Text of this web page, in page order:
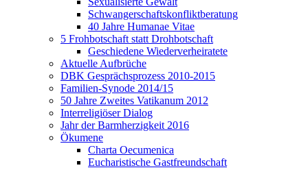
Schwangerschaftskonfliktberatung
40 Jahre Humanae Vitae
5 Frohbotschaft statt Drohbotschaft
Geschiedene Wiederverheiratete
Aktuelle Aufbrüche
DBK Gesprächsprozess 2010-2015
Familien-Synode 2014/15
50 Jahre Zweites Vatikanum 2012
Interreligiöser Dialog
Jahr der Barmherzigkeit 2016
Ökumene
Charta Oecumenica
Eucharistische Gastfreundschaft